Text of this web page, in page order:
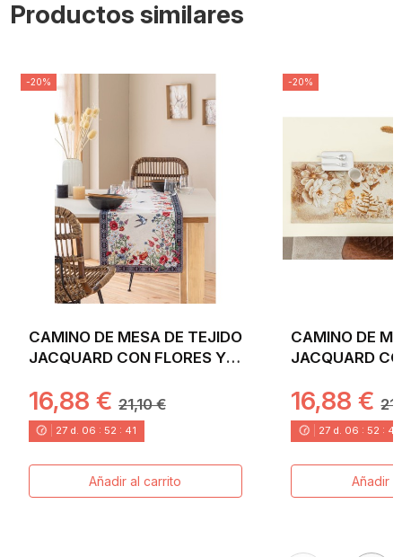
Productos similares
-20%
CAMINO DE MESA DE TEJIDO
JACQUARD CON FLORES Y
CHAMOMILLE
16,88 € 21,10 €
27 d. 06 : 52 : 40
Añadir al carrito
-20%
CAMINO DE
JACQUARD
40X135 NITRA.
16,88 €
27d. 06 : 52 : 40
Añadir